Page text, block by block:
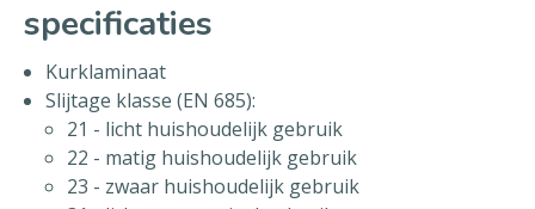
specificaties
Kurklaminaat
Slijtage klasse (EN 685):
21 - licht huishoudelijk gebruik
22 - matig huishoudelijk gebruik
23 - zwaar huishoudelijk gebruik